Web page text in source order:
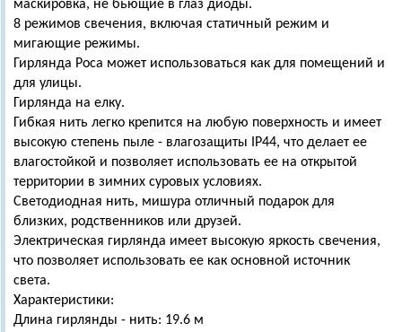
маскировка, не бьющие в глаз диоды.
8 режимов свечения, включая статичный режим и
мигающие режимы.
Гирлянда Роса может использоваться как для помещений и
для улицы.
Гирлянда на елку.
Гибкая нить легко крепится на любую поверхность и имеет
высокую степень пыле - влагозащиты IP44, что делает ее
влагостойкой и позволяет использовать ее на открытой
территории в зимних суровых условиях.
Светодиодная нить, мишура отличный подарок для
близких, родственников или друзей.
Электрическая гирлянда имеет высокую яркость свечения,
что позволяет использовать ее как основной источник
света.
Характеристики:
Длина гирлянды - нить: 19.6 м